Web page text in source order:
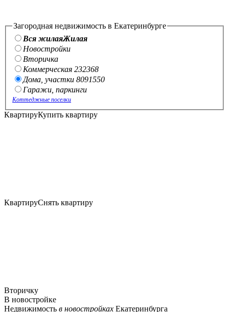
Загородная недвижимость в Екатеринбурге
Вся жилаяЖилая
Новостройки
Вторичка
Коммерческая 232368
Дома, участки 8091550
Гаражи, паркинги
Коттеджные поселки
КвартируКупить квартиру
КвартируСнять квартиру
Вторичку
В новостройке
Недвижимость в новостройках Екатеринбурга